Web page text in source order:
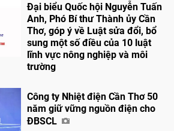
Facebook
Đại biểu Quốc hội Nguyễn Tuấn
Anh, Phó Bí thư Thành ủy Cần
Thơ, góp ý về Luật sửa đổi, bổ
sung một số điều của 10 luật
lĩnh vực nông nghiệp và môi
trường
Công ty Nhiệt điện Cần Thơ 50
năm giữ vững nguồn điện cho
ĐBSCL